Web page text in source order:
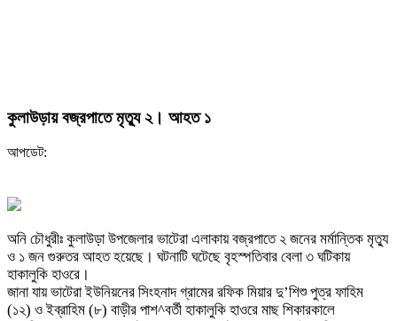
কুলাউড়ায় বজ্রপাতে মৃত্যু ২। আহত ১
আপডেট:
অনি চৌধুরীঃ কুলাউড়া উপজেলার ভাটেরা এলাকায় বজ্রপাতে ২ জনের মর্মান্তিক মৃত্যু
ও ১ জন গুরুতর আহত হয়েছে। ঘটনাটি ঘটেছে বৃহস্পতিবার বেলা ৩ ঘটিকায়
হাকালুকি হাওরে।
জানা যায় ভাটেরা ইউনিয়নের সিংহনাদ গ্রামের রফিক মিয়ার দু’শিশু পুত্র ফাহিম
(১২) ও ইব্রাহিম (৮) বাড়ীর পাশ^বর্তী হাকালুকি হাওরে মাছ শিকারকালে